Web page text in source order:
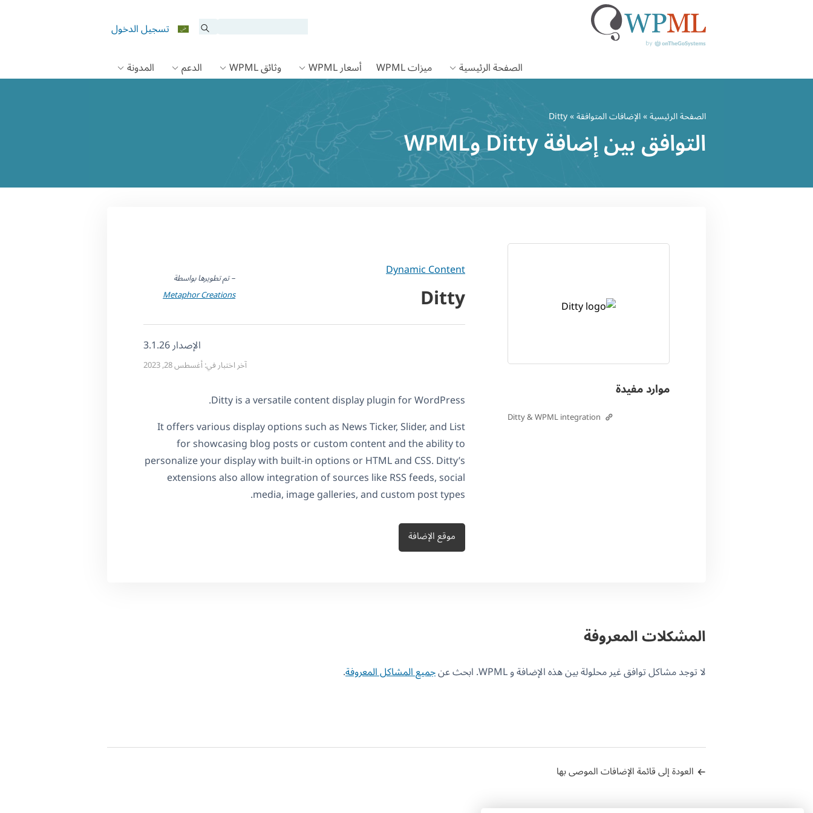
تسجيل الدخول
الصفحة الرئيسية
ميزات WPML أسعار WPML وثائق WPML الدعم المدونة
الصفحة الرئيسية»الإضافات المتوافقة» Ditty
التوافق بين إضافة Ditty وWPML
موارد مفيدة
Ditty & WPML integration
Dynamic Content
Ditty
– تم تطويرها بواسطة
Metaphor Creations
الإصدار 3.1.26
آخر اختبار في: أغسطس 28, 2023
Ditty is a versatile content display plugin for WordPress.
It offers various display options such as News Ticker, Slider, and List
for showcasing blog posts or custom content and the ability to
personalize your display with built-in options or HTML and CSS. Ditty’s
extensions also allow integration of sources like RSS feeds, social
media, image galleries, and custom post types.
موقع الإضافة
المشكلات المعروفة
لا توجد مشاكل توافق غير محلولة بين هذه الإضافة و WPML. ابحث عن جميع المشاكل المعروفة.
العودة إلى قائمة الإضافات الموصى بها